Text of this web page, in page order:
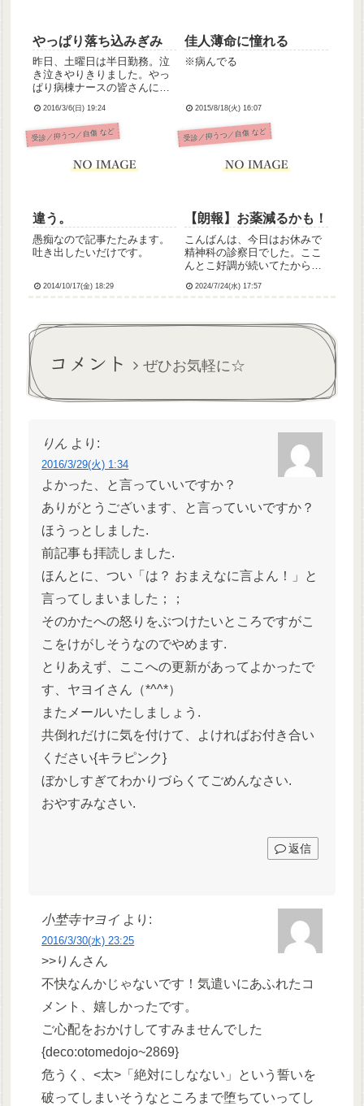
やっぱり落ち込みぎみ
昨日、土曜日は半日勤務。泣
き泣きやりきりました。やっ
ぱり病棟ナースの皆さんに疎
チームで仕事してるはずなの
に、私だけがひとりでいるよ
うな孤独感。「私なんていな
シ.にたい気持ちで落ち込む。
2016/3/6(日) 19:24
佳人薄命に憧れる
※病んでる
2015/8/18(火) 16:07
受診／抑うつ／自傷 など
違う。
愚痴なので記事たたみます。
吐き出したいだけです。
2014/10/17(金) 18:29
受診／抑うつ／自傷 など
【朗報】お薬減るかも！
こんばんは、今日はお休みで
精神科の診察日でした。ここ
んとこ好調が続いてたから
薬を減らす方向で考えてくだ
前は何度か献血やってて、今
ど、また...
2024/7/24(水) 17:57
コメント ぜひお気軽に☆
りん より:
2016/3/29(火) 1:34
よかった、と言っていいですか？
ありがとうございます、と言っていいですか？
ほうっとしました.
前記事も拝読しました.
ほんとに、つい「は？ おまえなに言よん！」と
言ってしまいました；；
そのかたへの怒りをぶつけたいところですがこ
こをけがしそうなのでやめます.
とりあえず、ここへの更新があってよかったで
す、ヤヨイさん（*^^*）
またメールいたしましょう.
共倒れだけに気を付けて、よければお付き合い
ください{キラピンク}
ぼかしすぎてわかりづらくてごめんなさい.
おやすみなさい.
返信
小埜寺ヤヨイ より:
2016/3/30(水) 23:25
>>りんさん
不快なんかじゃないです！気遣いにあふれたコ
メント、嬉しかったです。
ご心配をおかけしてすみませんでした
{deco:otomedojo~2869}
危うく、<太>「絶対にしなない」
という誓いを
破ってしまいそうなところまで堕ちていってし